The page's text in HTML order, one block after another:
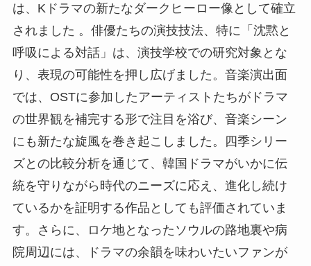
は、Kドラマの新たなダークヒーロー像として確立
されました 。俳優たちの演技技法、特に「沈黙と
呼吸による対話」は、演技学校での研究対象とな
り、表現の可能性を押し広げました。音楽演出面
では、OSTに参加したアーティストたちがドラマ
の世界観を補完する形で注目を浴び、音楽シーン
にも新たな旋風を巻き起こしました。四季シリー
ズとの比較分析を通じて、韓国ドラマがいかに伝
統を守りながら時代のニーズに応え、進化し続け
ているかを証明する作品としても評価されていま
す。さらに、ロケ地となったソウルの路地裏や病
院周辺には、ドラマの余韻を味わいたいファンが